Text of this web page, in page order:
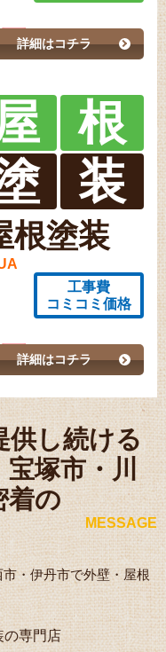
詳細はコチラ
根
装
根塗装
工事費
コミコミ価格
詳細はコチラ
供し続ける
宝塚市・川
着の
MESSAGE
・伊丹市で外壁・屋根
の専門店